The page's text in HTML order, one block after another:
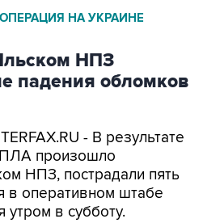
НА УКРАИНЕ
НПЗ
падения обломков
- В результате
произошло
НПЗ, пострадали пять
в оперативном штабе
утром в субботу.